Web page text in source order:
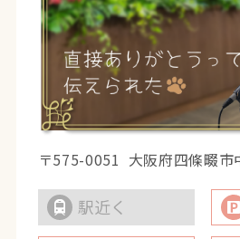
〒575-0051 大阪府四條畷
駅近く